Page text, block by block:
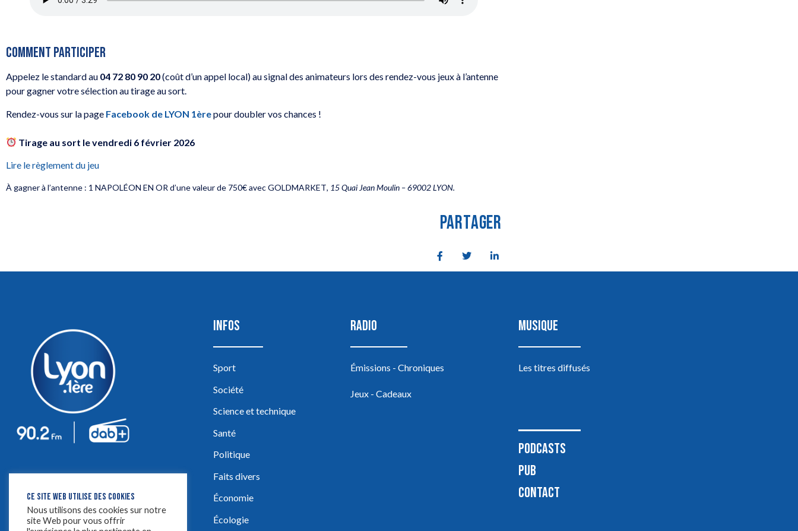
COMMENT PARTICIPER
Appelez le standard au 04 72 80 90 20(coût d’un appel local) au signal des animateurs lors des rendez-vous jeux à l’antenne
pour gagner votre sélection au tirage au sort.
Rendez-vous sur la page Facebook de LYON 1èrepour doubler vos chances !
Tirage au sort le vendredi 6 février 2026
Lire le règlement du jeu
À gagner à l’antenne : 1 NAPOLÉON EN OR d’une valeur de 750€ avec GOLDMARKET, 15 Quai Jean Moulin – 69002 LYON.
PARTAGER
INFOS
Sport
Société
Science et technique
Santé
Politique
Faits divers
Économie
Écologie
RADIO
Émissions - Chroniques
Jeux - Cadeaux
MUSIQUE
Les titres diffusés
PODCASTS
PUB
CONTACT
CE SITE WEB UTILISE DES COOKIES
Nous utilisons des cookies sur notre
site Web pour vous offrir